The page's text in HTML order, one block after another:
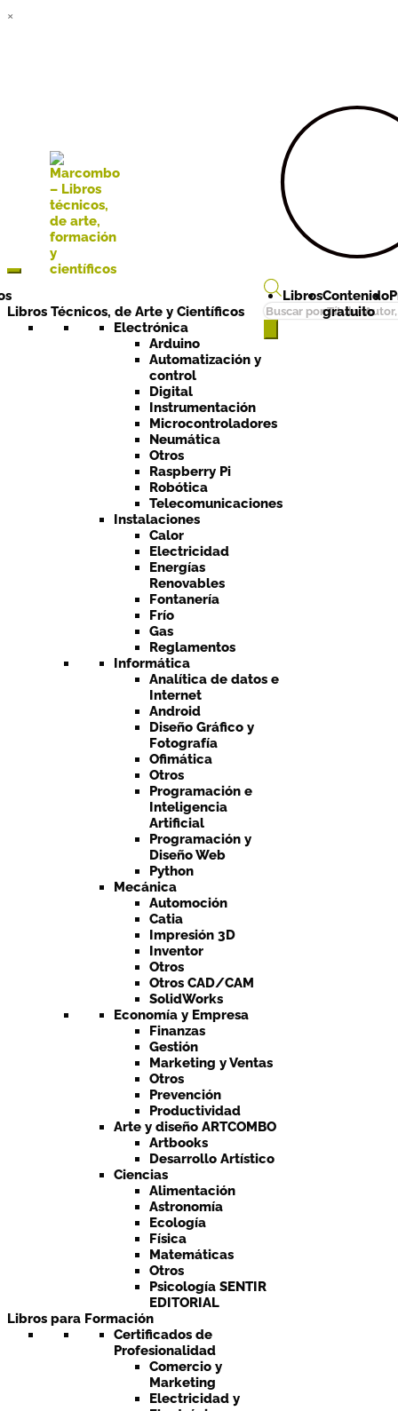
×
Búsqueda
de
Libros Técnicos, de Arte y Científicos
Electrónica
Arduino
Automatización y
control
Digital
Instrumentación
Microcontroladores
Neumática
Otros
Raspberry Pi
Robótica
Telecomunicaciones
Instalaciones
Calor
Electricidad
Energías
Renovables
Fontanería
Frío
Gas
Reglamentos
Informática
Analítica de datos e
Internet
Android
Diseño Gráfico y
Fotografía
Ofimática
Otros
Programación e
Inteligencia
Artificial
Programación y
Diseño Web
Python
Mecánica
Automoción
Catia
Impresión 3D
Inventor
Otros
Otros CAD/CAM
SolidWorks
Economía y Empresa
Finanzas
Gestión
Marketing y Ventas
Otros
Prevención
Productividad
Arte y diseño ARTCOMBO
Artbooks
Desarrollo Artístico
Ciencias
Alimentación
Astronomía
Ecología
Física
Matemáticas
Otros
Psicología SENTIR
EDITORIAL
Libros para Formación
Certificados de
Profesionalidad
Comercio y
Marketing
Electricidad y
LibrosContenido
gratuito